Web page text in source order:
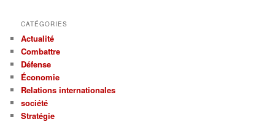
CATÉGORIES
Actualité
Combattre
Défense
Économie
Relations internationales
société
Stratégie